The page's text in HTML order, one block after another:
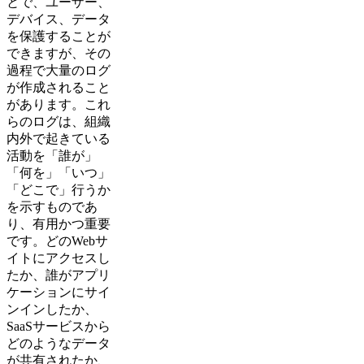
デバイス、データ
を保護することが
できますが、その
過程で大量のログ
が作成されること
があります。これ
らのログは、組織
内外で起きている
活動を「誰が」
「何を」「いつ」
「どこで」行うか
を示すものであ
り、有用かつ重要
です。どのWebサ
イトにアクセスし
たか、誰がアプリ
ケーションにサイ
ンインしたか、
SaaSサービスから
どのようなデータ
が共有されたか、